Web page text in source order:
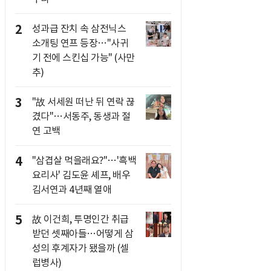
2
성과급 잔치 속 삼전닉스
소개팅 연프 등장…"사귀
기 전에 스킨십 가능" (사만
추)
3
"故 서세원 떠난 뒤 연락 끊
겼다"…서동주, 동생과 절
연 고백
4
"삼겹살 먹을래요?"…'흑백
요리사' 김도윤 셰프, 배우
김서연과 4년째 열애
5
故 이건희, 투명인간 취급
받던 셋째아들…어떻게 삼
성의 후계자가 됐을까 (셀
럽병사)